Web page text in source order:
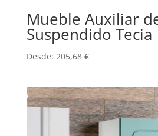
Mueble Auxiliar
Suspendido Tecia
Desde: 205,68 €